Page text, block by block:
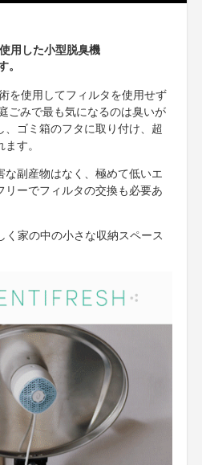
用した小型脱臭機
を使用してフィルタを使用せず
ごみで最も気になるのは臭いが
ゴミ箱のフタに取り付け、超
す。
副産物はなく、極めて低いエ
ーでフィルタの交換も必要あ
家の中の小さな収納スペース